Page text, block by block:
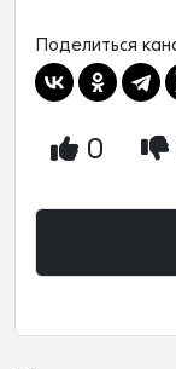
Поделиться
0